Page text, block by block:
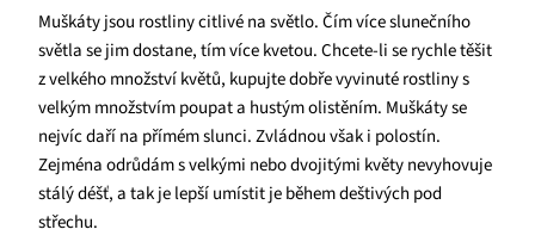
Muškáty jsou rostliny citlivé na světlo. Čím více slunečního
světla se jim dostane, tím více kvetou. Chcete-li se rychle těšit
z velkého množství květů, kupujte dobře vyvinuté rostliny s
velkým množstvím poupat a hustým olistěním. Muškáty se
nejvíc daří na přímém slunci. Zvládnou však i polostín.
Zejména odrůdám s velkými nebo dvojitými květy nevyhovuje
stálý déšť, a tak je lepší umístit je během deštivých pod
střechu.